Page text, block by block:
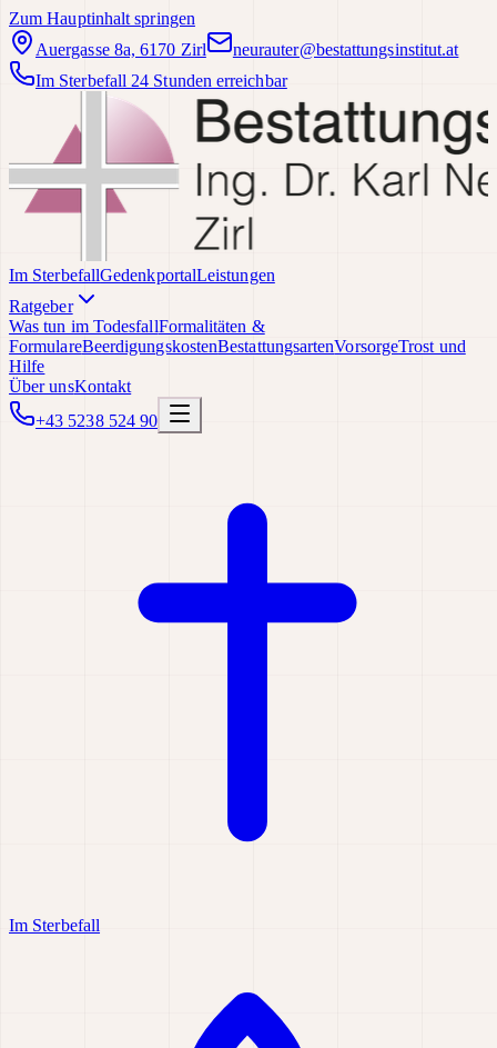
Zum Hauptinhalt springen
Auergasse 8a, 6170 Zirl
neurauter@bestattungsinstitut.at
Im Sterbefall 24 Stunden erreichbar
Im SterbefallGedenkportalLeistungen
Ratgeber
Was tun im TodesfallFormalitäten &
FormulareBeerdigungskostenBestattungsartenVorsorgeTrost und
Hilfe
Über unsKontakt
+43 5238 524 90
Im Sterbefall